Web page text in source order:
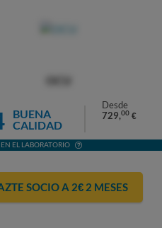
BUENA
CALIDAD
Desde
729,00 €
EL LABORATORIO
SOCIO A 2€ 2 MESES